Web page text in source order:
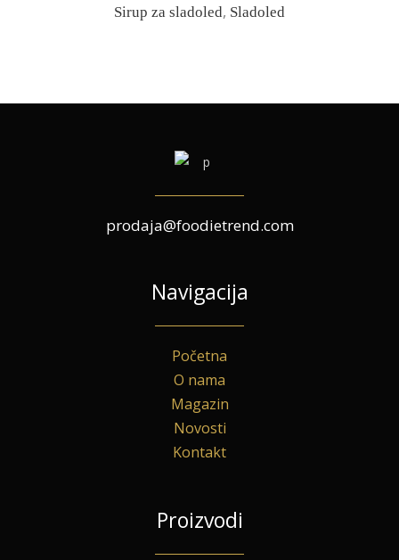
Sirup za sladoled, Sladoled
prodaja@foodietrend.com
Navigacija
Početna
O nama
Magazin
Novosti
Kontakt
Proizvodi